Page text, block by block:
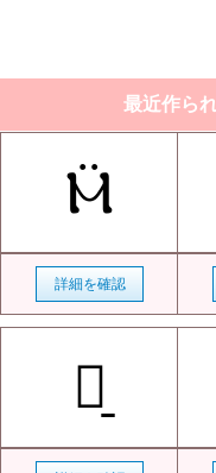
最近作ら
Ⲙ̈
詳細を確認
Ｋ̠